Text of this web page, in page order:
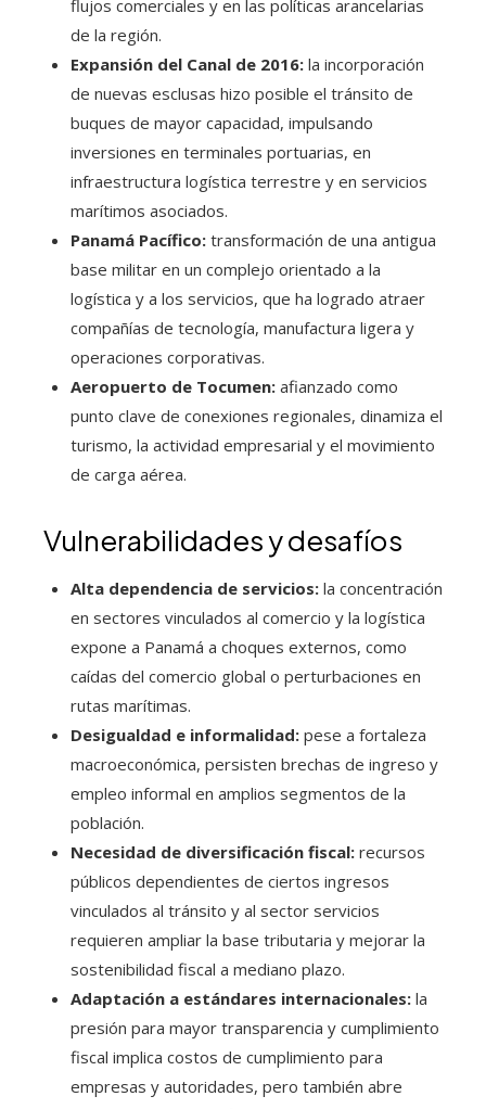
flujos comerciales y en las políticas arancelarias
de la región.
Expansión del Canal de 2016: la incorporación
de nuevas esclusas hizo posible el tránsito de
buques de mayor capacidad, impulsando
inversiones en terminales portuarias, en
infraestructura logística terrestre y en servicios
marítimos asociados.
Panamá Pacífico: transformación de una antigua
base militar en un complejo orientado a la
logística y a los servicios, que ha logrado atraer
compañías de tecnología, manufactura ligera y
operaciones corporativas.
Aeropuerto de Tocumen: afianzado como
punto clave de conexiones regionales, dinamiza el
turismo, la actividad empresarial y el movimiento
de carga aérea.
Vulnerabilidades y desafíos
Alta dependencia de servicios: la concentración
en sectores vinculados al comercio y la logística
expone a Panamá a choques externos, como
caídas del comercio global o perturbaciones en
rutas marítimas.
Desigualdad e informalidad: pese a fortaleza
macroeconómica, persisten brechas de ingreso y
empleo informal en amplios segmentos de la
población.
Necesidad de diversificación fiscal: recursos
públicos dependientes de ciertos ingresos
vinculados al tránsito y al sector servicios
requieren ampliar la base tributaria y mejorar la
sostenibilidad fiscal a mediano plazo.
Adaptación a estándares internacionales: la
presión para mayor transparencia y cumplimiento
fiscal implica costos de cumplimiento para
empresas y autoridades, pero también abre